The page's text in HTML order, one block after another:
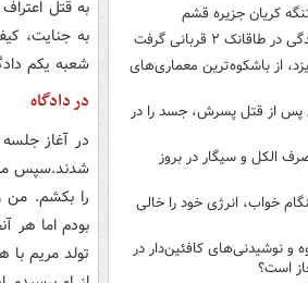
تنگه کریان جزیره قشم
۲ قربانی گرفت
از باشکوه‌ترین معماری‌های
پس از قتل پسرش، جسد را در
الکل و سیگار در بروز
خواب، انرژی خود را خالی
و نوشیدنی‌های کافئین‌دار در
است؟
به جنایت،
شعبه یکم
در دادگاه
در آغاز
شدند.سپس
بودم اما هر
تولد مریم با